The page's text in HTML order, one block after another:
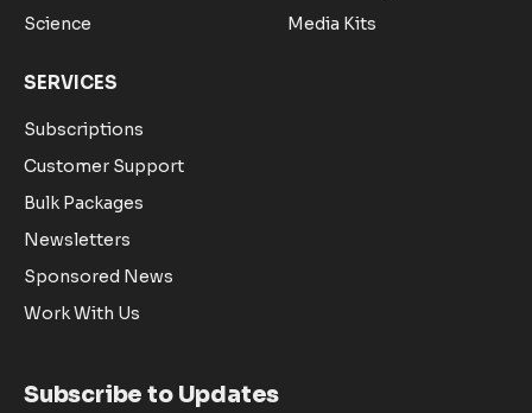
Science
Media Kits
SERVICES
Subscriptions
Customer Support
Bulk Packages
Newsletters
Sponsored News
Work With Us
Subscribe to Updates